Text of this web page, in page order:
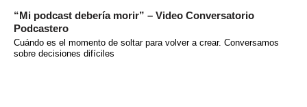
“Mi podcast debería morir” – Video Conversatorio
Podcastero
Cuándo es el momento de soltar para volver a crear. Conversamos
sobre decisiones difíciles